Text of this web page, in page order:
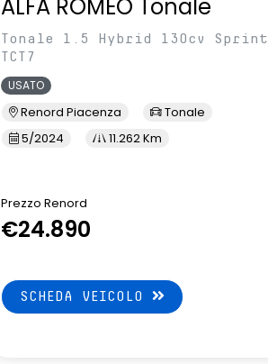
ALFA ROMEO Tonale
Tonale 1.5 Hybrid 130cv Sprint
TCT7
USATO
Renord Piacenza
Tonale
5/2024
11.262 Km
Prezzo Renord
€24.890
SCHEDA VEICOLO